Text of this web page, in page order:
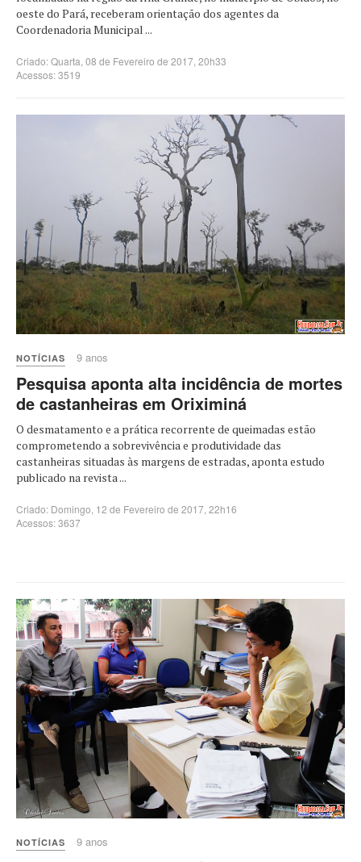
oeste do Pará, receberam orientação dos agentes da
Coordenadoria Municipal ...
Criado: Quarta, 08 de Fevereiro de 2017, 20h33
Acessos: 3519
NOTÍCIAS 9 anos
Pesquisa aponta alta incidência de mortes
de castanheiras em Oriximiná
O desmatamento e a prática recorrente de queimadas estão
comprometendo a sobrevivência e produtividade das
castanheiras situadas às margens de estradas, aponta estudo
publicado na revista ...
Criado: Domingo, 12 de Fevereiro de 2017, 22h16
Acessos: 3637
NOTÍCIAS 9 anos